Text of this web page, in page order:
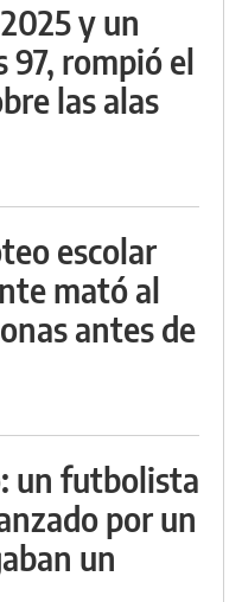
y un
97, rompió el
las alas
escolar
mató al
antes de
un futbolista
por un
un